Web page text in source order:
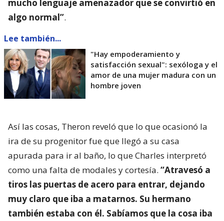
mucho lenguaje amenazador que se convirtió en
algo normal”.
Lee también...
"Hay empoderamiento y
satisfacción sexual": sexóloga y el
amor de una mujer madura con un
hombre joven
Así las cosas, Theron reveló que lo que ocasionó la
ira de su progenitor fue que llegó a su casa
apurada para ir al baño, lo que Charles interpretó
como una falta de modales y cortesía. “Atravesó a
tiros las puertas de acero para entrar, dejando
muy claro que iba a matarnos. Su hermano
también estaba con él. Sabíamos que la cosa iba